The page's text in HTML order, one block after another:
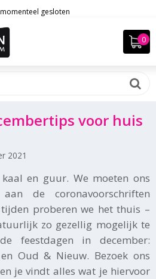
gesloten
voor huis
2021
en guur. We moeten ons
de coronavoorschriften
proberen we het thuis –
zo gezellig mogelijk te
feestdagen in december:
Oud & Nieuw. Bezoek ons
je vindt alles wat je hiervoor